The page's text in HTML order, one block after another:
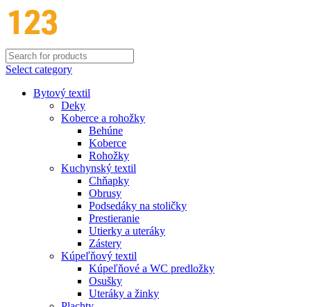
Select category
Bytový textil
Deky
Koberce a rohožky
Behúne
Koberce
Rohožky
Kuchynský textil
Chňapky
Obrusy
Podsedáky na stoličky
Prestieranie
Utierky a uteráky
Zástery
Kúpeľňový textil
Kúpeľňové a WC predložky
Osušky
Uteráky a žinky